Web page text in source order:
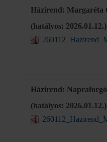
Házirend: Margaréta
(hatályos: 2026.01.12.)
Házirend:
(hatályos: 2026.01.12.)